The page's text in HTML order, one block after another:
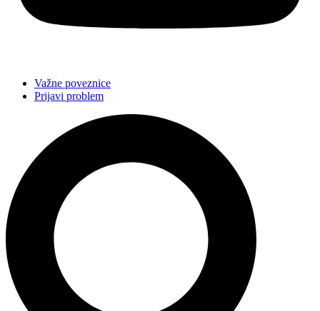
Važne poveznice
Prijavi problem